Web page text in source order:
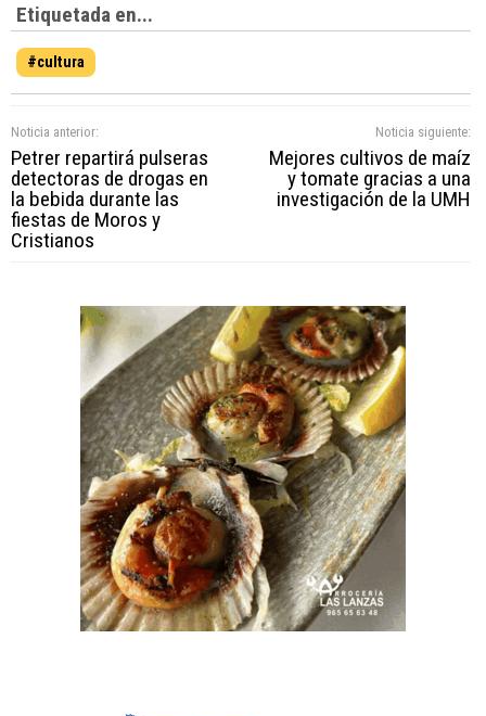
Etiquetada en...
#cultura
Noticia anterior:
Petrer repartirá pulseras
detectoras de drogas en
la bebida durante las
fiestas de Moros y
Cristianos
Noticia siguiente:
Mejores cultivos de maíz
y tomate gracias a una
investigación de la UMH